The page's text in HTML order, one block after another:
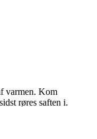
varmen. Kom
røres saften i.